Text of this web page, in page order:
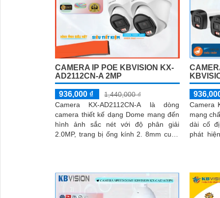
CAMERA IP POE KBVISION KX-
AD2112CN-A 2MP
936,000 ₫
1,440,000 ₫
Camera KX-AD2112CN-A là dòng
camera thiết kế dạng Dome mang đến
hình ảnh sắc nét với độ phân giải
2.0MP, trang bị ống kính 2. 8mm cung
Camera
mạng
dài cố
phát
hồng
giúp
một